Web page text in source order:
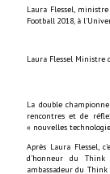
Laura Flessel,
Football 2018, à
Laura Flessel Ministre
La double
rencontres et de
« nouvelles
Après Laura Flessel,
d’honneur du
ambassadeur du Think